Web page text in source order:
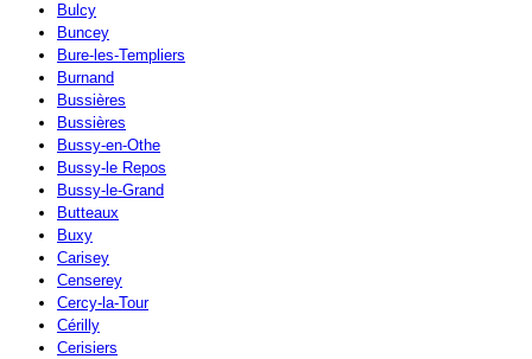
Bulcy
Buncey
Bure-les-Templiers
Burnand
Bussières
Bussières
Bussy-en-Othe
Bussy-le Repos
Bussy-le-Grand
Butteaux
Buxy
Carisey
Censerey
Cercy-la-Tour
Cérilly
Cerisiers